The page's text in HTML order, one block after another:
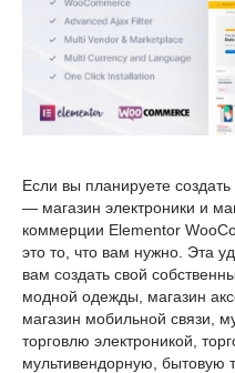
Если вы планируете
— магазин электроники и
коммерции Elementor
это то, что вам нужно. Эта
вам создать свой
модной одежды, магазин
магазин мобильной связи,
торговлю электроникой,
мультивендорную, бытовую